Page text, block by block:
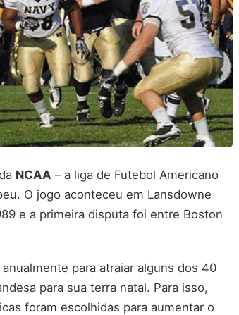
NCAA – a liga de Futebol Americano
O jogo aconteceu em Lansdowne
e a primeira disputa foi entre Boston
para atraiar alguns dos 40
para sua terra natal. Para isso,
foram escolhidas para aumentar o